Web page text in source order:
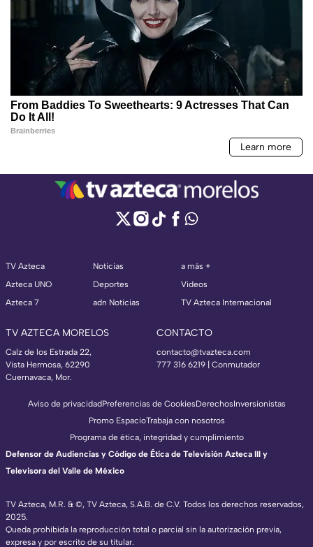
TV Azteca
Azteca UNO
Azteca 7
Noticias
Deportes
adn Noticias
a más +
Videos
TV Azteca Internacional
TV AZTECA MORELOS
Calz de los Estrada 22,
Vista Hermosa, 62290
Cuernavaca, Mor.
CONTACTO
contacto@tvazteca.com
777 316 6219 | Conmutador
TV Azteca, M.R. & ©, TV Azteca, S.A.B. de C.V. Todos los derechos reservados,
2025.
Queda prohibida la reproducción total o parcial sin la autorización previa,
expresa y por escrito de su titular.
Aviso de privacidadPreferencias de CookiesDerechosInversionistas
Promo EspacioTrabaja con nosotros
Programa de ética, integridad y cumplimiento
Defensor de Audiencias y Código de Ética de Televisión Azteca III y
Televisora del Valle de México